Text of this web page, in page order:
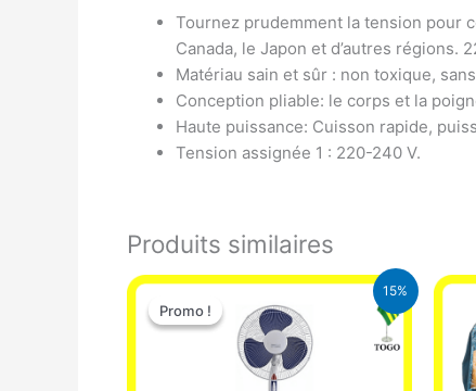
Tournez prudemment la tension pour
Canada, le Japon et d’autres régions.
Matériau sain et sûr : non toxique,
Conception pliable: le corps et la
Haute puissance: Cuisson rapide,
Tension assignée 1 : 220-240 V.
Produits similaires
15%
Promo !
Promo !
Le
initial
était :
10.000 CFA.
Le
actuel
est :
8.500 CFA.